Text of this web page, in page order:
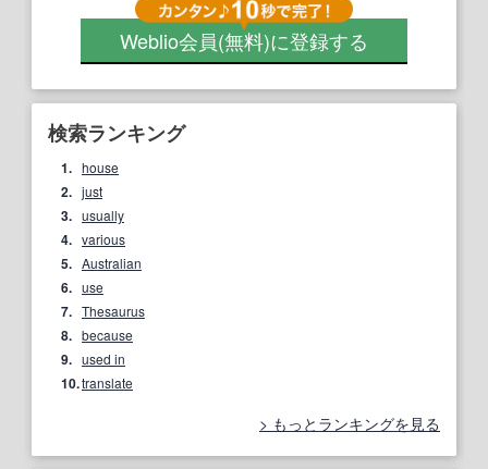
Weblio会員(無料)に登録する
検索ランキング
1. house
2. just
3. usually
4. various
5. Australian
6. use
7. Thesaurus
8. because
9. used in
10.translate
もっとランキングを見る